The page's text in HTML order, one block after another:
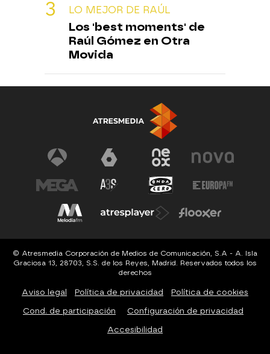
LO MEJOR DE RAÚL
Los 'best moments' de
Raúl Gómez en Otra
Movida
© Atresmedia Corporación de Medios de Comunicación, S.A - A. Isla
Graciosa 13, 28703, S.S. de los Reyes, Madrid. Reservados todos los
derechos
Aviso legal Política de privacidad Política de cookies
Cond. de participación Configuración de privacidad
Accesibilidad